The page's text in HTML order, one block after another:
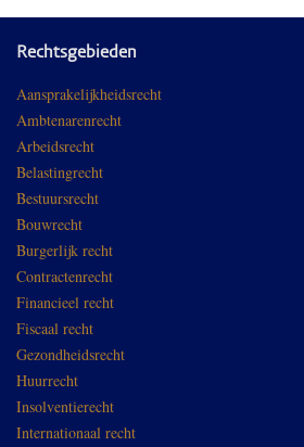
Rechtsgebieden
Aansprakelijkheidsrecht
Ambtenarenrecht
Arbeidsrecht
Belastingrecht
Bestuursrecht
Bouwrecht
Burgerlijk recht
Contractenrecht
Financieel recht
Fiscaal recht
Gezondheidsrecht
Huurrecht
Insolventierecht
Internationaal recht